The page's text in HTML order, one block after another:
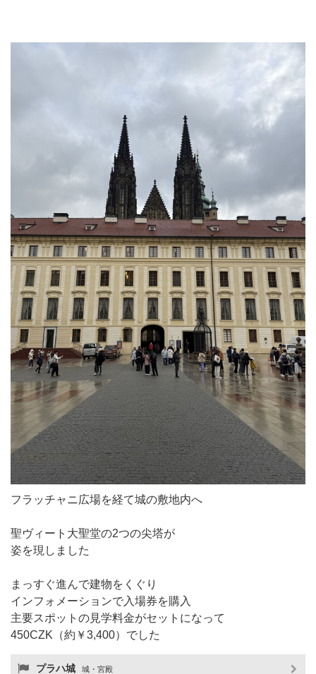
フラッチャニ広場を経て城の敷地内へ
聖ヴィート大聖堂の2つの尖塔が
姿を現しました
まっすぐ進んで建物をくぐり
インフォメーションで入場券を購入
主要スポットの見学料金がセットになって
450CZK（約￥3,400）でした
プラハ城 城・宮殿